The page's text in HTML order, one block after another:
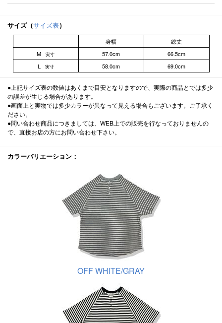
サイズ（サイズ表）
身幅
総丈
M 実寸 57.0cm
66.5cm
L
実寸 58.0cm 69.0cm
●上記サイズ表の数値はあくまで目安となりますので、実際の商品とでは多少
の誤差が生じる場合があります。
●画面上と実物では多少カラーが異なって見える場合もございます。ご了承く
ださい。
●問い合わせ商品につきましては、WEB上での販売を行なっておりませんの
で、直接お店の方にお問い合わせ下さい。
カラーバリエーション：
OFF WHITE/GRAY